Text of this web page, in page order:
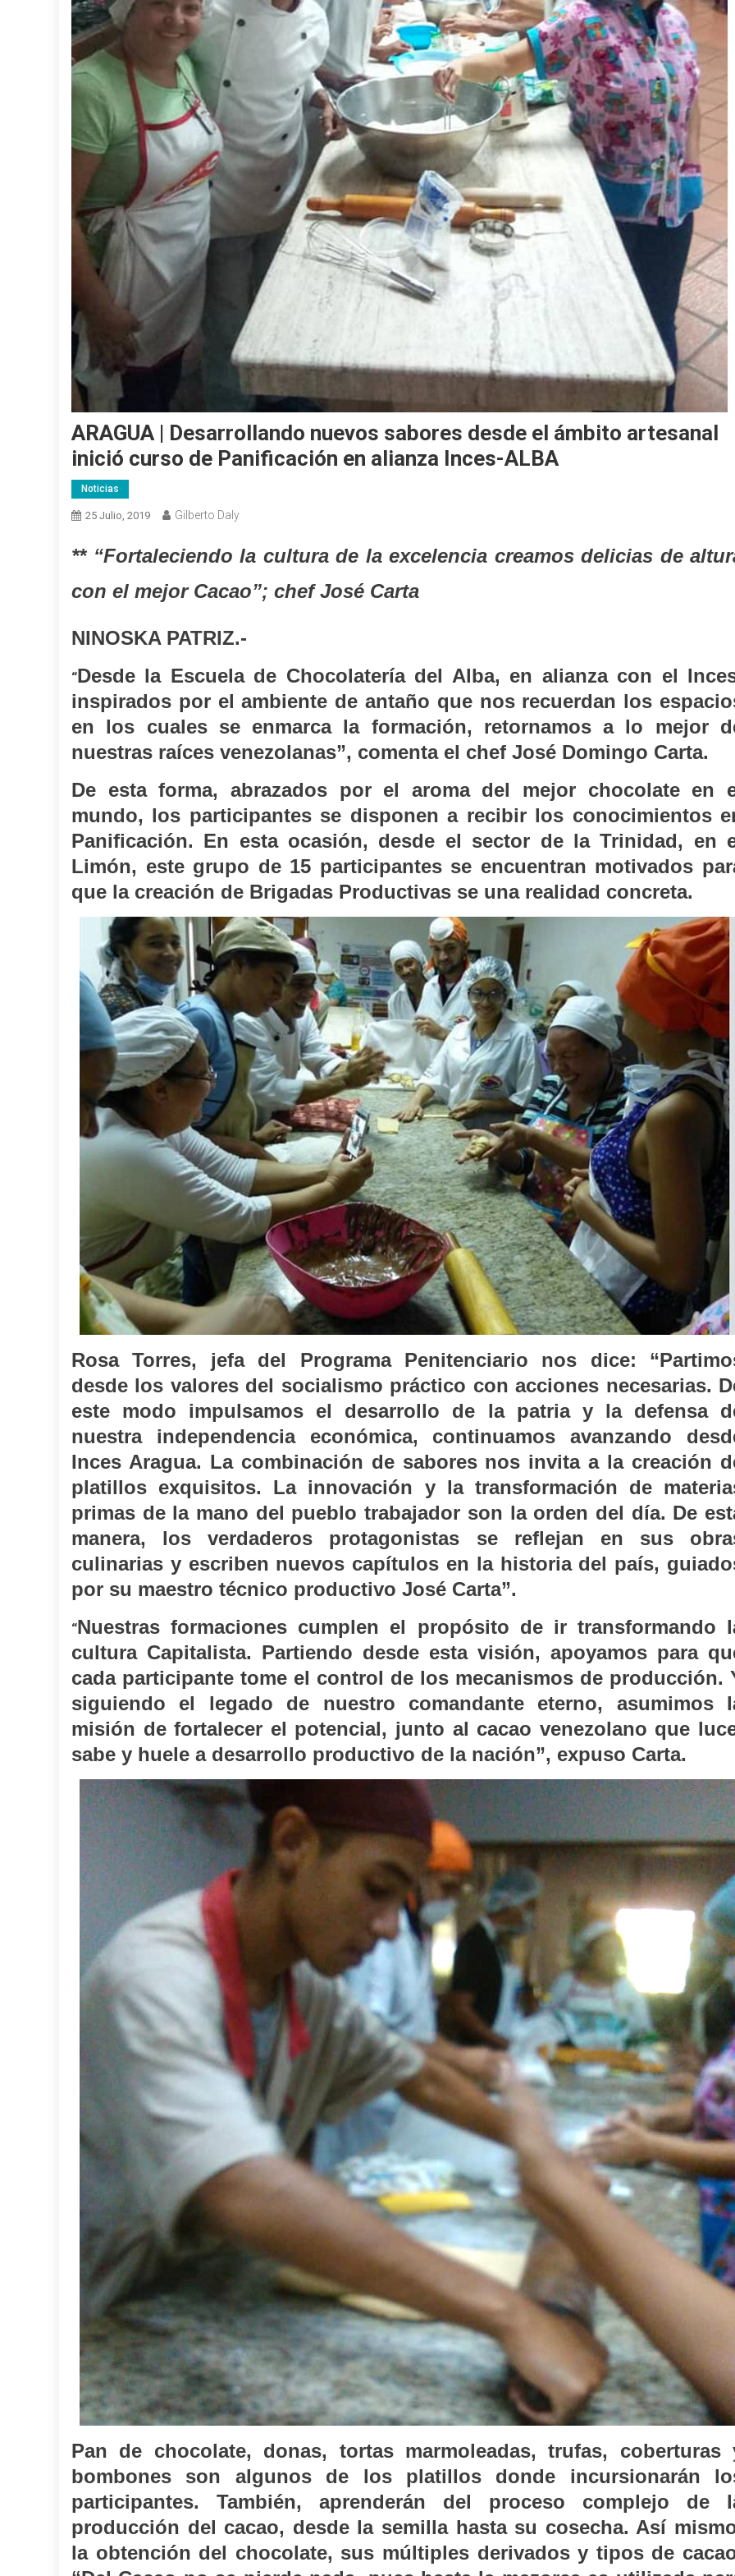
ARAGUA | Desarrollando nuevos sabores desde el ámbito artesanal
inició curso de Panificación en alianza Inces-ALBA
Noticias
25 Julio, 2019 Gilberto Daly
** “Fortaleciendo la cultura de la excelencia creamos delicias de
con el mejor Cacao”; chef José Carta
NINOSKA PATRIZ.-
“Desde la Escuela de Chocolatería del Alba, en alianza con el
inspirados por el ambiente de antaño que nos recuerdan los
en los cuales se enmarca la formación, retornamos a lo mejor
nuestras raíces venezolanas”, comenta el chef José Domingo Carta.
De esta forma, abrazados por el aroma del mejor chocolate en
mundo, los participantes se disponen a recibir los conocimientos
Panificación. En esta ocasión, desde el sector de la Trinidad, en
Limón, este grupo de 15 participantes se encuentran motivados
que la creación de Brigadas Productivas se una realidad concreta.
Rosa Torres, jefa del Programa Penitenciario nos dice:
desde los valores del socialismo práctico con acciones necesarias.
este modo impulsamos el desarrollo de la patria y la defensa
nuestra independencia económica, continuamos avanzando
Inces Aragua. La combinación de sabores nos invita a la creación
platillos exquisitos. La innovación y la transformación de
primas de la mano del pueblo trabajador son la orden del día. De
manera, los verdaderos protagonistas se reflejan en sus
culinarias y escriben nuevos capítulos en la historia del país,
por su maestro técnico productivo José Carta”.
“Nuestras formaciones cumplen el propósito de ir transformando
cultura Capitalista. Partiendo desde esta visión, apoyamos para
cada participante tome el control de los mecanismos de producción.
siguiendo el legado de nuestro comandante eterno, asumimos
misión de fortalecer el potencial, junto al cacao venezolano que
sabe y huele a desarrollo productivo de la nación”, expuso Carta.
Pan de chocolate, donas, tortas marmoleadas, trufas, coberturas
bombones son algunos de los platillos donde incursionarán
participantes. También, aprenderán del proceso complejo de
producción del cacao, desde la semilla hasta su cosecha. Así
la obtención del chocolate, sus múltiples derivados y tipos de